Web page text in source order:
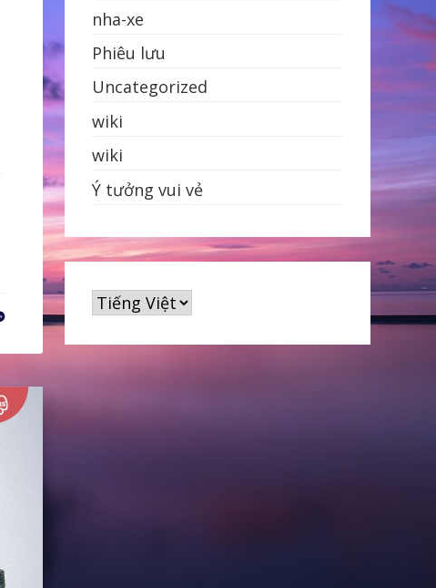
nha-xe
Phiêu lưu
Uncategorized
wiki
wiki
Ý tưởng vui vẻ
Chọn
ngôn